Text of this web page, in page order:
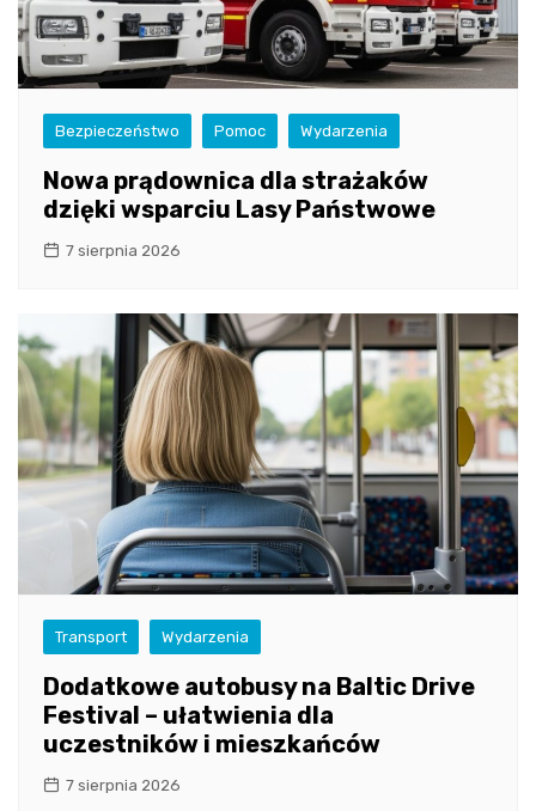
Bezpieczeństwo Pomoc Wydarzenia
Nowa prądownica dla strażaków
dzięki wsparciu Lasy Państwowe
7 sierpnia 2026
Transport Wydarzenia
Dodatkowe autobusy na Baltic Drive
Festival – ułatwienia dla
uczestników i mieszkańców
7 sierpnia 2026